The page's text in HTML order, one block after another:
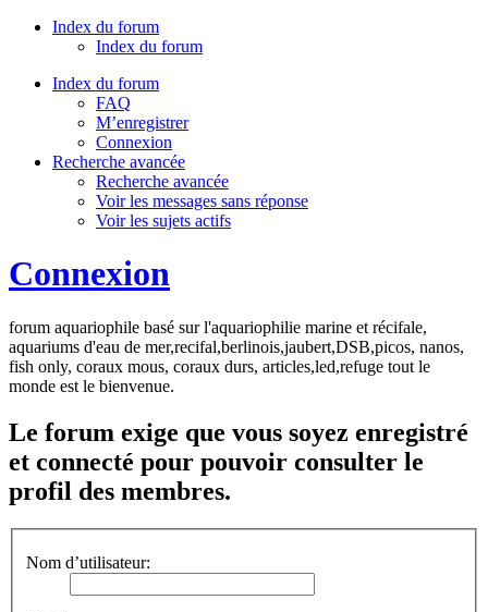
Index du forum
Index du forum
Index du forum
FAQ
M’enregistrer
Connexion
Recherche avancée
Recherche avancée
Voir les messages sans réponse
Voir les sujets actifs
Connexion
forum aquariophile basé sur l'aquariophilie marine et récifale,
aquariums d'eau de mer,recifal,berlinois,jaubert,DSB,picos, nanos,
fish only, coraux mous, coraux durs, articles,led,refuge tout le
monde est le bienvenue.
Le forum exige que vous soyez enregistré
et connecté pour pouvoir consulter le
profil des membres.
Nom d’utilisateur: